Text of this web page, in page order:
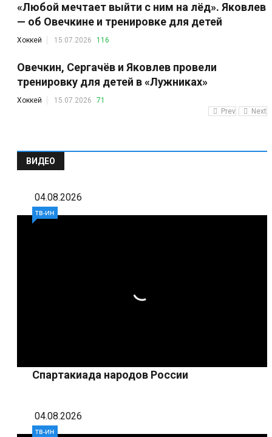
Prev Next
«Любой мечтает выйти с ним на лёд». Яковлев
— об Овечкине и тренировке для детей
Хоккей 15.07.2026 116
Овечкин, Сергачёв и Яковлев провели
тренировку для детей в «Лужниках»
Хоккей 15.07.2026 71
ВИДЕО
Спартакиада народов России
04.08.2026
ТВ-ИН
04.08.2026
ТВ-ИН